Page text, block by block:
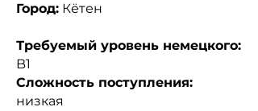
Город: Кётен
Требуемый уровень немецкого:
B1
Сложность поступления:
низкая